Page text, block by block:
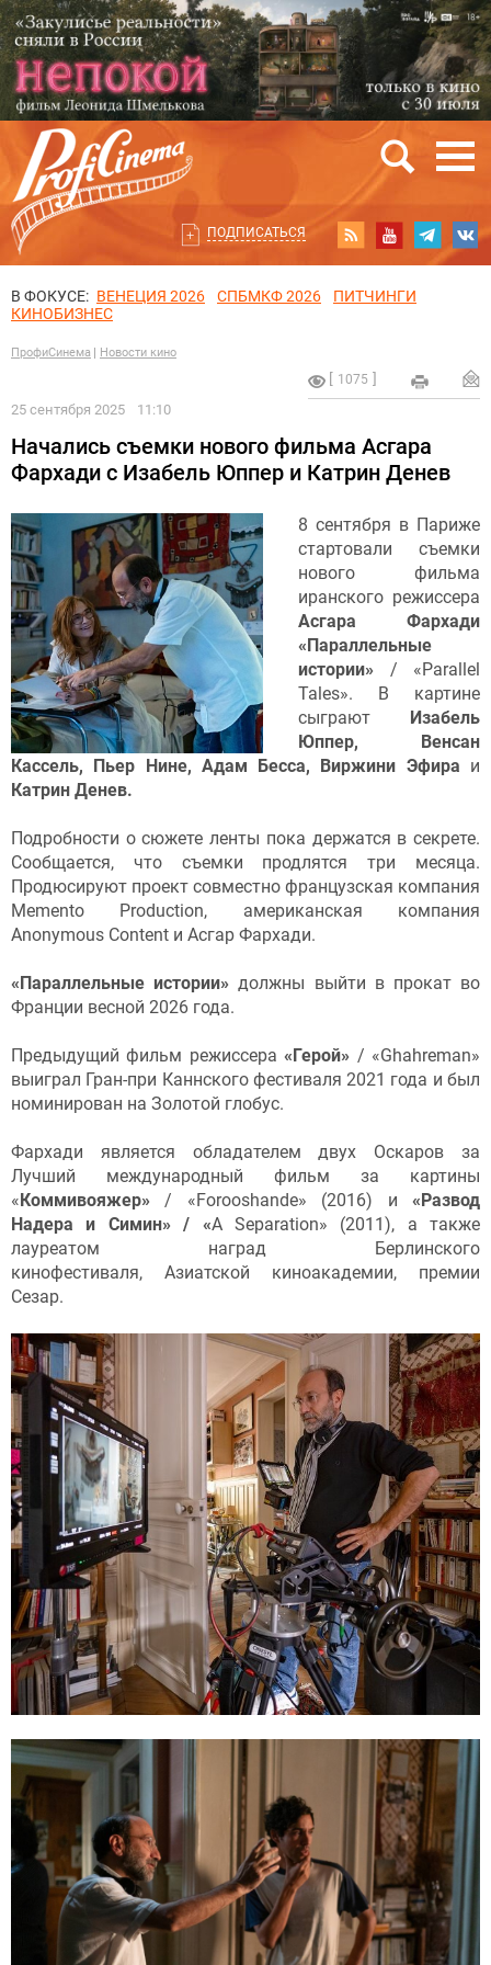
ПОДПИСАТЬСЯ
В ФОКУСЕ: ВЕНЕЦИЯ 2026 СПБМКФ 2026
ПИТЧИНГИ
КИНОБИЗНЕС
ПрофиСинема Новости кино
1075
25 сентября 2025 11:10
Начались съемки нового фильма Асгара
Фархади с Изабель Юппер и Катрин Денев
8 сентября в Париже
стартовали съемки
нового фильма
иранского режиссера
Асгара Фархади
«Параллельные
истории» / «Parallel
Tales». В картине
сыграют
Изабель
Юппер, Венсан
Кассель, Пьер Нине, Адам Бесса, Виржини Эфира и
Катрин Денев.
Подробности о сюжете ленты пока держатся в секрете.
Сообщается, что съемки продлятся три месяца.
Продюсируют проект совместно французская компания
Memento Production, американская компания
Anonymous Content и Асгар Фархади.
«Параллельные истории» должны выйти в прокат во
Франции весной 2026 года.
Предыдущий фильм режиссера«Герой» / «Ghahreman»
выиграл Гран-при Каннского фестиваля 2021 года и был
номинирован на Золотой глобус.
Фархади является обладателем двух Оскаров за
Лучший международный фильм за картины
« Коммивояжер» / «Forooshande» (2016) и«Развод
Надера и Симин» / «A Separation» (2011), а также
лауреатом наград Берлинского
кинофестиваля, Азиатской киноакадемии, премии
Сезар.